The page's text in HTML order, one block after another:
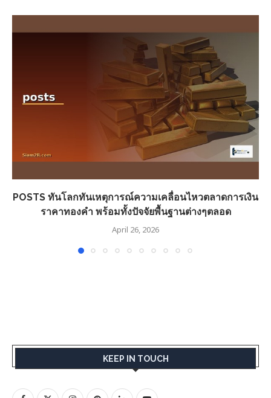
POSTS ทันโลกทันเหตุการณ์ความเคลื่อนไหวตลาดการเงิน
ราคาทองคำ พร้อมทั้งปัจจัยพื้นฐานต่างๆตลอด
April 26, 2026
KEEP IN TOUCH